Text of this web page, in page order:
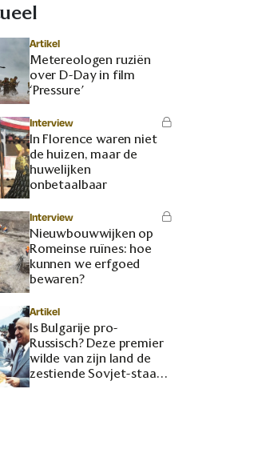
Artikel
Metereologen ruziën
over D-Day in film
‘Pressure’
Interview
In Florence waren niet
de huizen, maar de
huwelijken
onbetaalbaar
Interview
Nieuwbouwwijken op
Romeinse ruïnes: hoe
kunnen we erfgoed
bewaren?
Artikel
Is Bulgarije pro-
Russisch? Deze premier
wilde van zijn land de
zestiende Sovjet-staat
maken